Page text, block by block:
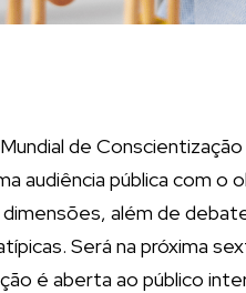
de
audiência pública com
além de
Será na próxima
é aberta ao público